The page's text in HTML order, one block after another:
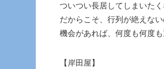
ついつい長居してしまいたく
だからこそ、行列が絶えな
機会があれば、何度も何度
【岸田屋】